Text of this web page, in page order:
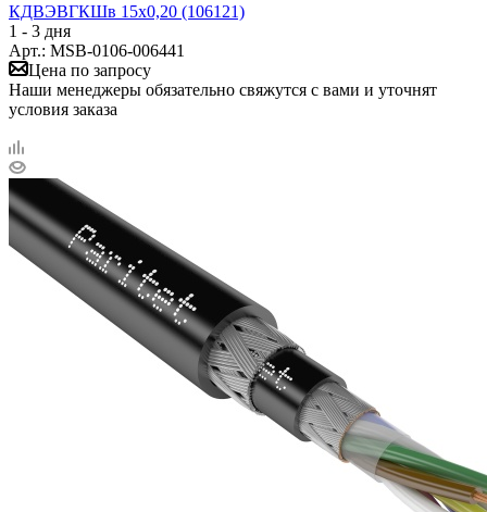
КДВЭВГКШв 15х0,20 (106121)
1 - 3 дня
Арт.: MSB-0106-006441
Цена по запросу
Наши менеджеры обязательно свяжутся с вами и уточнят
условия заказа